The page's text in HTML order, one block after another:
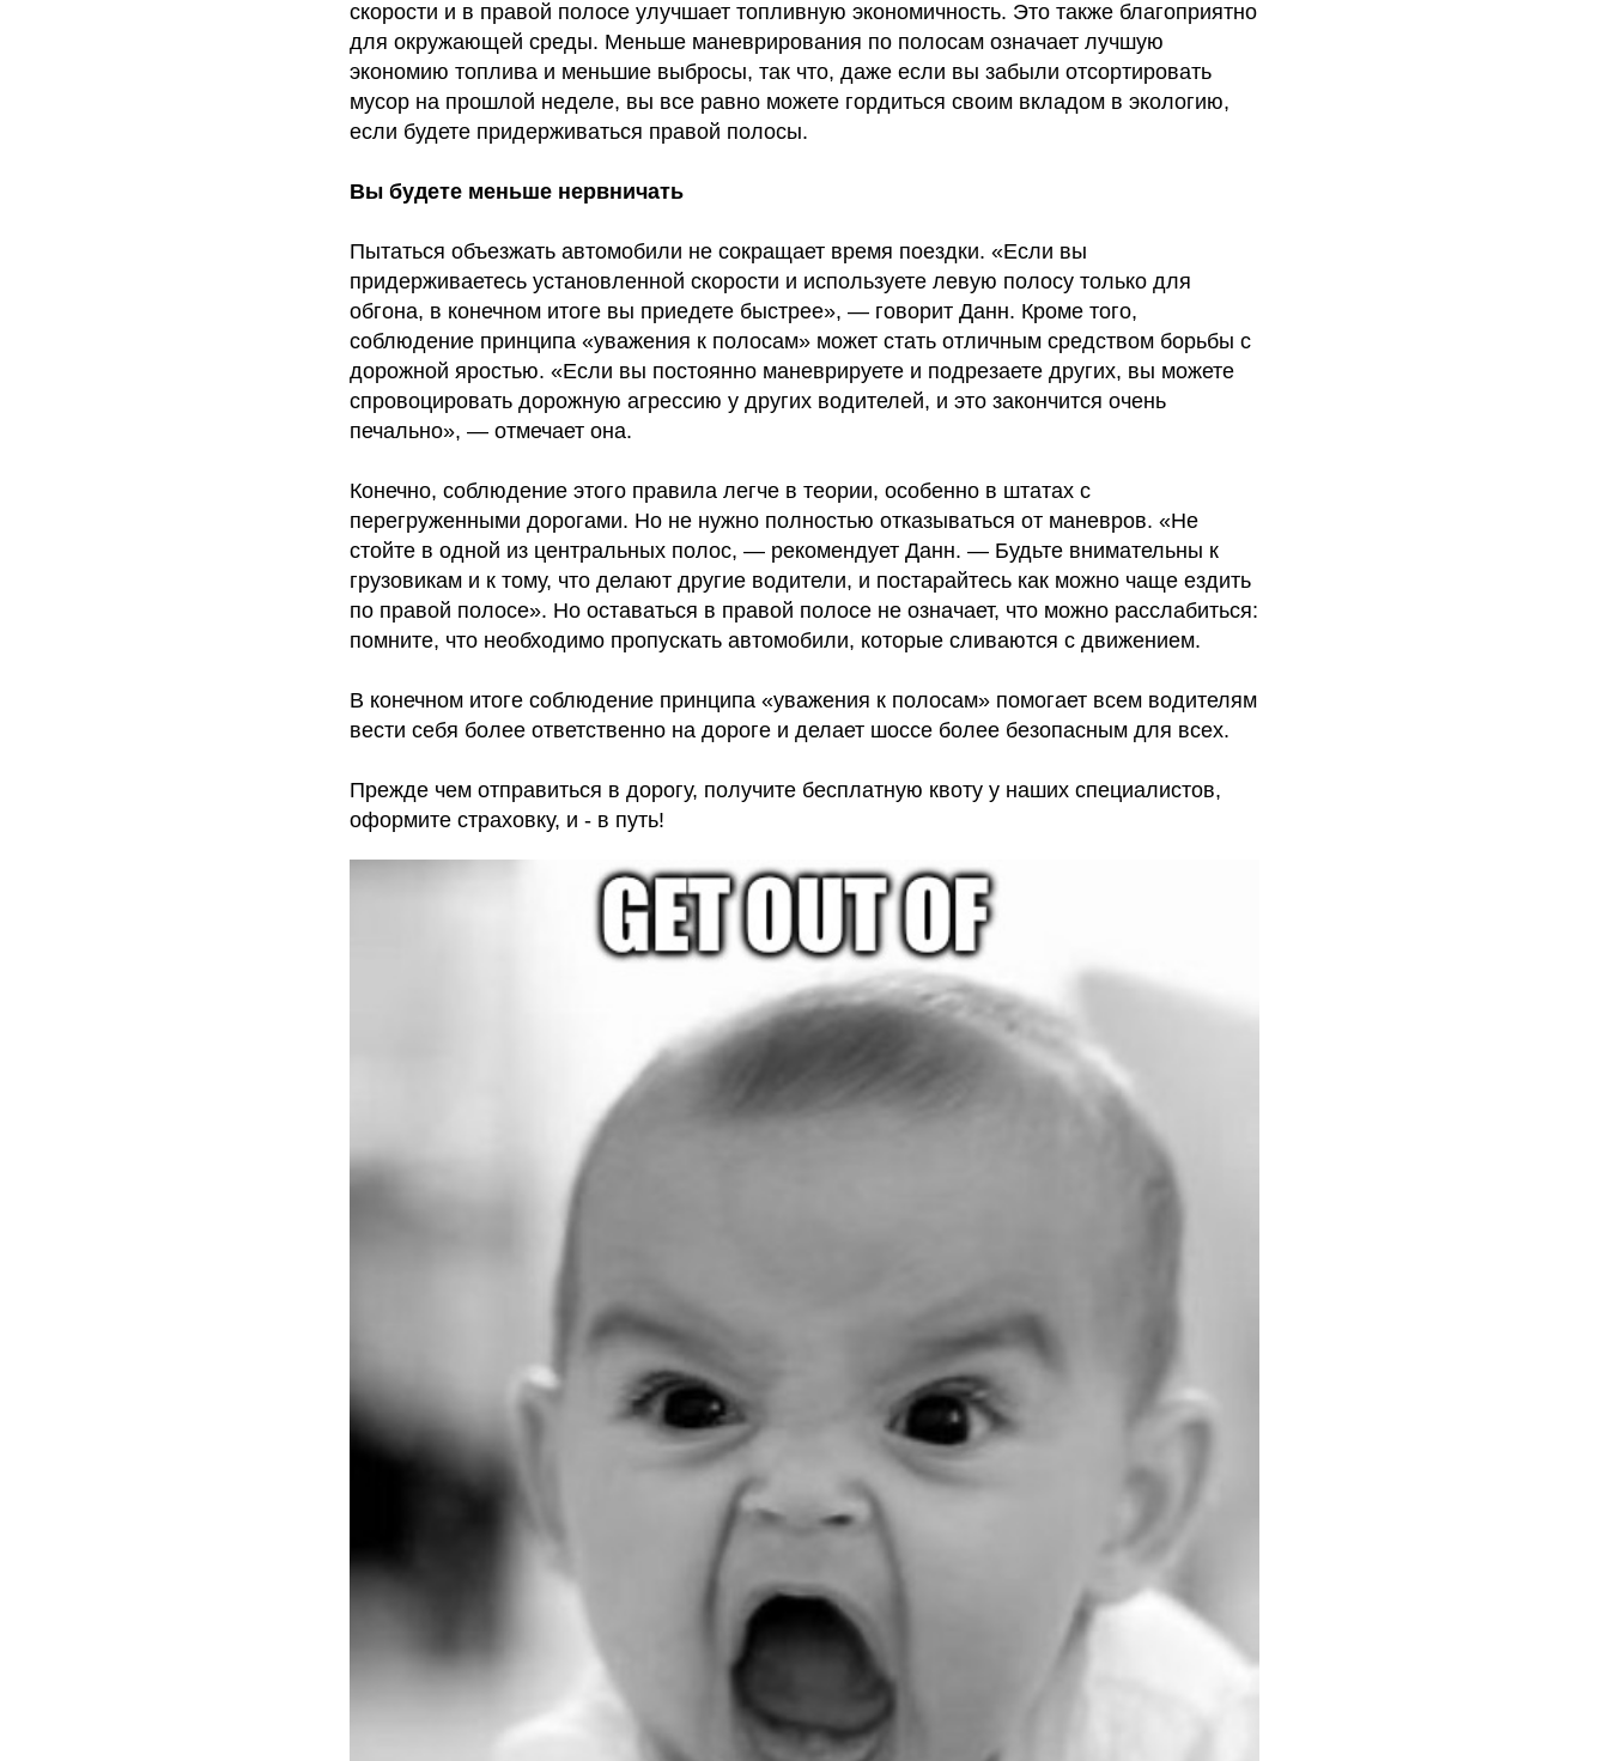
скорости и в правой полосе улучшает топливную экономичность. Это также благоприятно
для окружающей среды. Меньше маневрирования по полосам означает лучшую
экономию топлива и меньшие выбросы, так что, даже если вы забыли отсортировать
мусор на прошлой неделе, вы все равно можете гордиться своим вкладом в экологию,
если будете придерживаться правой полосы.
Вы будете меньше нервничать
Пытаться объезжать автомобили не сокращает время поездки. «Если вы
придерживаетесь установленной скорости и используете левую полосу только для
обгона, в конечном итоге вы приедете быстрее», — говорит Данн. Кроме того,
соблюдение принципа «уважения к полосам» может стать отличным средством борьбы с
дорожной яростью. «Если вы постоянно маневрируете и подрезаете других, вы можете
спровоцировать дорожную агрессию у других водителей, и это закончится очень
печально», — отмечает она.
Конечно, соблюдение этого правила легче в теории, особенно в штатах с
перегруженными дорогами. Но не нужно полностью отказываться от маневров. «Не
стойте в одной из центральных полос, — рекомендует Данн. — Будьте внимательны к
грузовикам и к тому, что делают другие водители, и постарайтесь как можно чаще ездить
по правой полосе». Но оставаться в правой полосе не означает, что можно расслабиться:
помните, что необходимо пропускать автомобили, которые сливаются с движением.
В конечном итоге соблюдение принципа «уважения к полосам» помогает всем водителям
вести себя более ответственно на дороге и делает шоссе более безопасным для всех.
Прежде чем отправиться в дорогу, получите бесплатную квоту у наших специалистов,
оформите страховку, и - в путь!